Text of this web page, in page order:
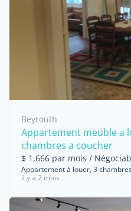
Beyrouth
Appartement meuble a
chambres a coucher
$ 1,666 par mois /
Appartement à louer, 3
il y a 2 mois